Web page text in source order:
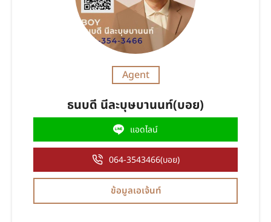
Agent
ธนบดี นีละบุษบานนท์(บอย)
แอดไลน์
064-3543466(บอย)
ข้อมูลเอเจ้นท์